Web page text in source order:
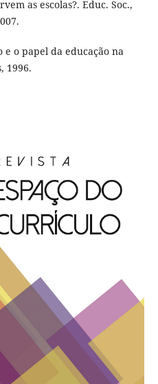
as escolas?. Educ. Soc.,
e o papel da educação na
1996.